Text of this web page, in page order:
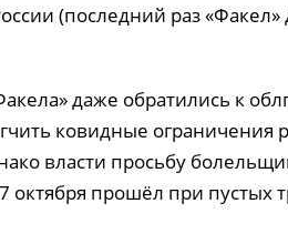
(последний раз
даже обратились к
ковидные ограничения
власти просьбу
октября прошёл при пустых